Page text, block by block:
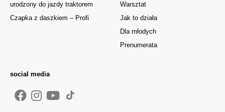
Warsztat
Jak to działa
Dla młodych
Prenumerata
urodzony do jazdy traktorem
Czapka z daszkiem – Profi
social media